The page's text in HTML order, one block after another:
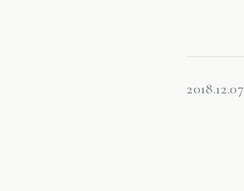
2018.12.07